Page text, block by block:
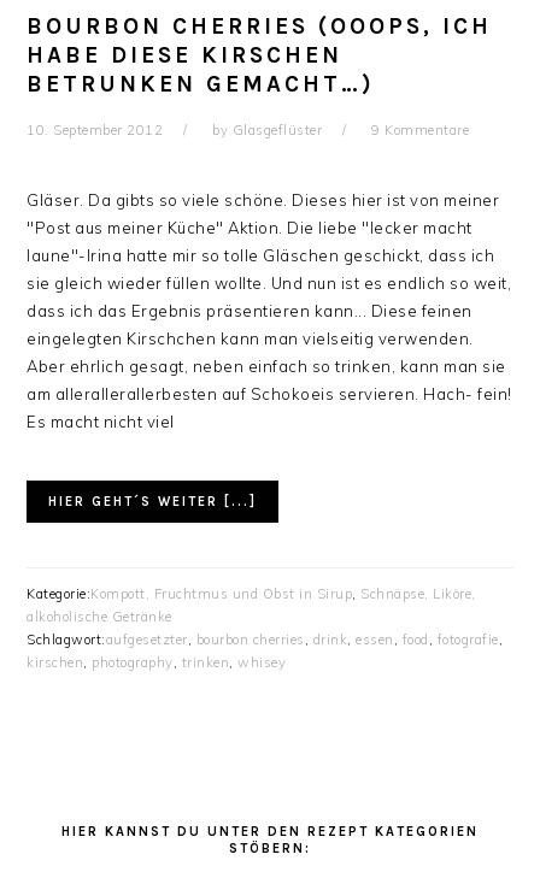
BOURBON CHERRIES (OOOPS, ICH
HABE DIESE KIRSCHEN
BETRUNKEN GEMACHT…)
10. September 2012 by Glasgeflüster 9 Kommentare
Gläser. Da gibts so viele schöne. Dieses hier ist von meiner
"Post aus meiner Küche" Aktion. Die liebe "lecker macht
laune"-Irina hatte mir so tolle Gläschen geschickt, dass ich
sie gleich wieder füllen wollte. Und nun ist es endlich so weit,
dass ich das Ergebnis präsentieren kann... Diese feinen
eingelegten Kirschchen kann man vielseitig verwenden.
Aber ehrlich gesagt, neben einfach so trinken, kann man sie
am allerallerallerbesten auf Schokoeis servieren. Hach- fein!
Es macht nicht viel
HIER GEHT´S WEITER [...]
Kategorie:Kompott, Fruchtmus und Obst in Sirup, Schnäpse, Liköre,
alkoholische Getränke
Schlagwort:aufgesetzter, bourbon cherries , drink,essen , food , fotografie,
kirschen, photography, trinken,whisey
HIER KANNST DU UNTER DEN REZEPT KATEGORIEN
STÖBERN: